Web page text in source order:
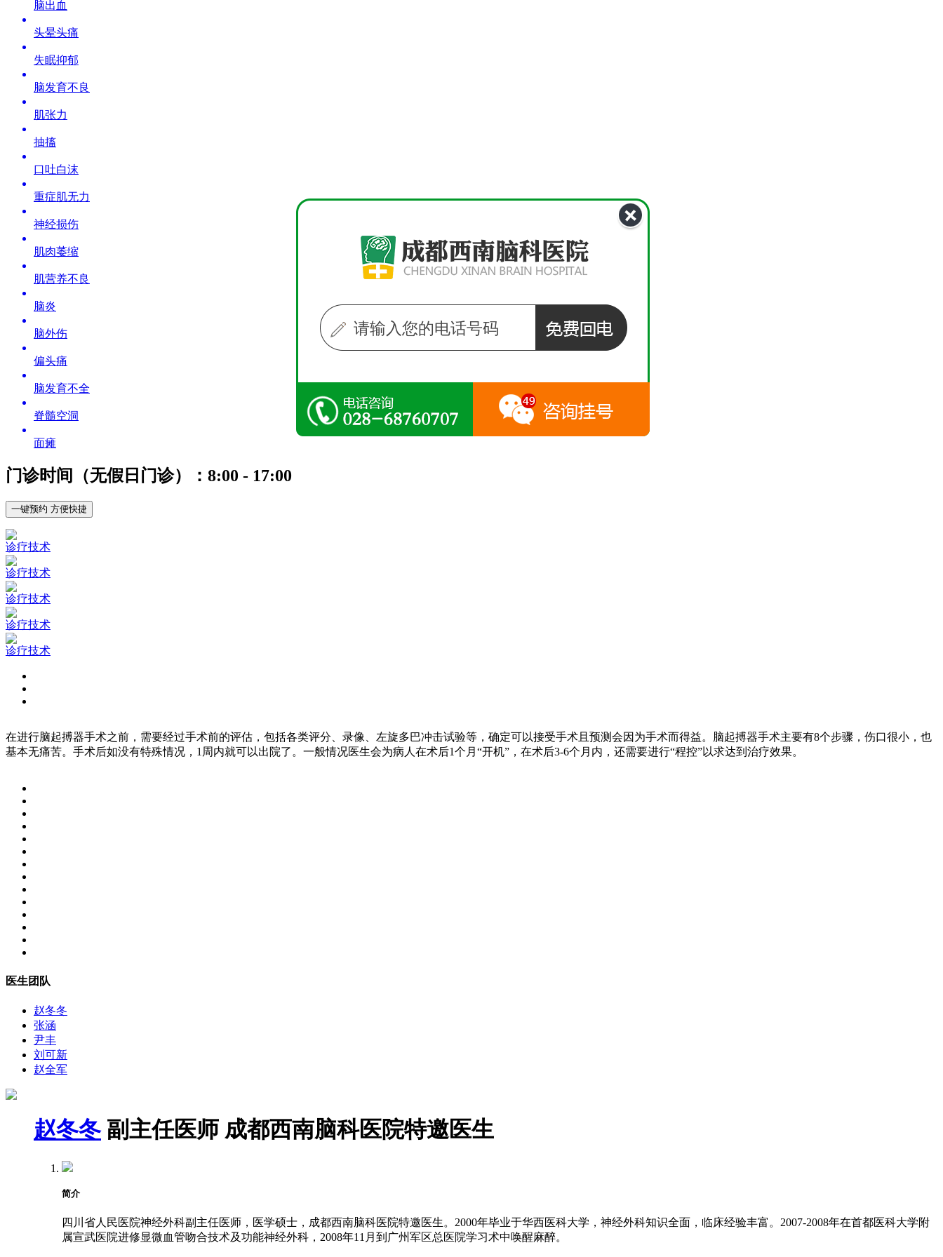
脑出血
头晕头痛
失眠抑郁
脑发育不良
肌张力
抽搐
口吐白沫
重症肌无力
神经损伤
肌肉萎缩
肌营养不良
脑炎
脑外伤
偏头痛
脑发育不全
脊髓空洞
面瘫
门诊时间（无假日门诊）：8:00 - 17:00
一键预约 方便快捷
诊疗技术
诊疗技术
诊疗技术
诊疗技术
诊疗技术
在进行脑起搏器手术之前，需要经过手术前的评估，包括各类评分、录像、左旋多巴冲击试验等，确定可以接受手术且预测会因为手术而得益。脑起搏器手术主要有8个步骤，伤口很小，也
基本无痛苦。手术后如没有特殊情况，1周内就可以出院了。一般情况医生会为病人在术后1个月“开机”，在术后3-6个月内，还需要进行“程控”以求达到治疗效果。
医生团队
赵冬冬
张涵
尹丰
刘可新
赵全军
赵冬冬 副主任医师 成都西南脑科医院特邀医生
简介
四川省人民医院神经外科副主任医师，医学硕士，成都西南脑科医院特邀医生。2000年毕业于华西医科大学，神经外科知识全面，临床经验丰富。2007-2008年在首都医科大学附
属宣武医院进修显微血管吻合技术及功能神经外科，2008年11月到广州军区总医院学习术中唤醒麻醉。